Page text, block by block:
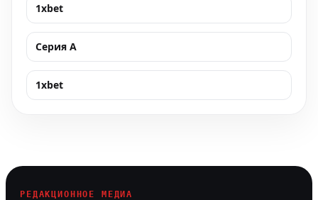
1xbet
Серия А
1xbet
РЕДАКЦИОННОЕ МЕДИА